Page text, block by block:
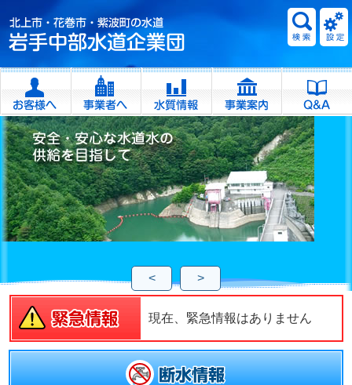
< >
現在、緊急情報はありません